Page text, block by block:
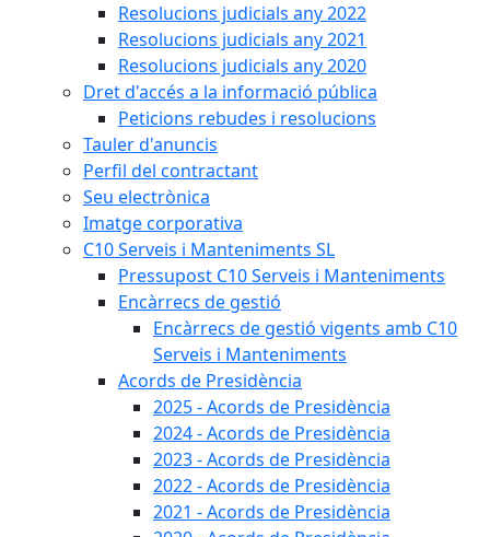
Resolucions judicials any 2022
Resolucions judicials any 2021
Resolucions judicials any 2020
Dret d'accés a la informació pública
Peticions rebudes i resolucions
Tauler d'anuncis
Perfil del contractant
Seu electrònica
Imatge corporativa
C10 Serveis i Manteniments SL
Pressupost C10 Serveis i Manteniments
Encàrrecs de gestió
Encàrrecs de gestió vigents amb C10
Serveis i Manteniments
Acords de Presidència
2025 - Acords de Presidència
2024 - Acords de Presidència
2023 - Acords de Presidència
2022 - Acords de Presidència
2021 - Acords de Presidència